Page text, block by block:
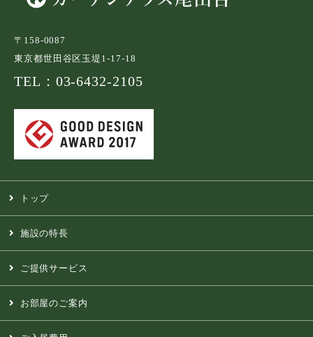
〒158-0087
東京都世田谷区玉堤1-17-18
TEL：03-6432-2105
トップ
施設の特長
ご提供サービス
お部屋のご案内